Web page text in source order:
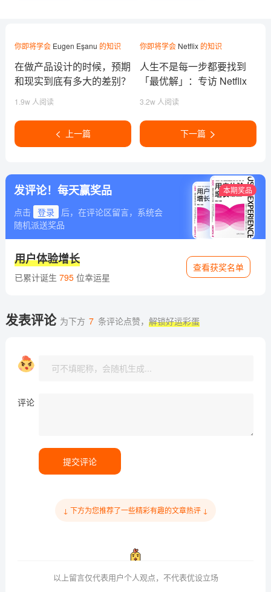
你即将学会 Eugen Eşanu 的知识
在做产品设计的时候，预期
和现实到底有多大的差别？
1.9w 人阅读
上一篇
你即将学会 Netflix 的知识
人生不是每一步都要找到
「最优解」：专访 Netflix
设计师唐黛 Sally
3.2w 人阅读
下一篇
发评论！每天赢奖品
点击 登录
后，在评论区留言，系统会
随机派送奖品
本期奖品
用户体验增长
已累计诞生 795位幸运星
查看获奖名单
发表评论 为下方 7 条评论点赞，解锁好运彩蛋
评论
提交评论
↓ 下方为您推荐了一些精彩有趣的文章热评 ↓
以上留言仅代表用户个人观点，不代表优设立场